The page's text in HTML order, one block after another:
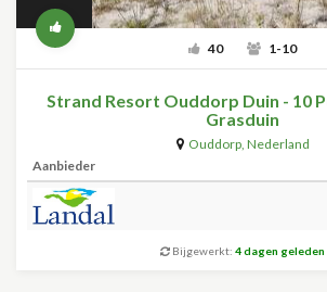
40 1-10
Strand Resort Ouddorp Duin - 10
Grasduin
Ouddorp, Nederland
Aanbieder
Bijgewerkt: 4 dagen geleden